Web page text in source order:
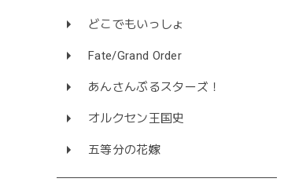
どこでもいっしょ
Fate/Grand Order
あんさんぶるスターズ！
オルクセン王国史
五等分の花嫁